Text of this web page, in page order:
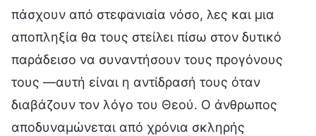
πάσχουν από στεφανιαία νόσο, λες και μια
αποπληξία θα τους στείλει πίσω στον δυτικό
παράδεισο να συναντήσουν τους προγόνους
τους —αυτή είναι η αντίδρασή τους όταν
διαβάζουν τον λόγο του Θεού. Ο άνθρωπος
αποδυναμώνεται από χρόνια σκληρής